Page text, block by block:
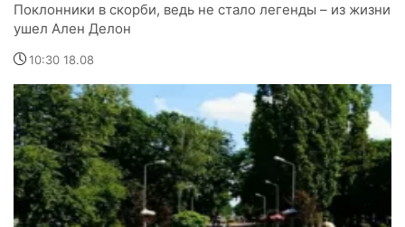
Поклонники в скорби, ведь не стало легенды – из жизни
ушел Ален Делон
10:30 18.08